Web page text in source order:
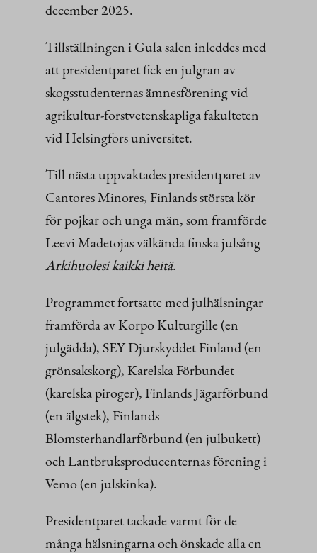
december 2025.
Tillställningen i Gula salen inleddes med
att presidentparet fick en julgran av
skogsstudenternas ämnesförening vid
agrikultur-forstvetenskapliga fakulteten
vid Helsingfors universitet.
Till nästa uppvaktades presidentparet av
Cantores Minores, Finlands största kör
för pojkar och unga män, som framförde
Leevi Madetojas välkända finska julsång
Arkihuolesi kaikki heitä.
Programmet fortsatte med julhälsningar
framförda av Korpo Kulturgille (en
julgädda), SEY Djurskyddet Finland (en
grönsakskorg), Karelska Förbundet
(karelska piroger), Finlands Jägarförbund
(en älgstek), Finlands
Blomsterhandlarförbund (en julbukett)
och Lantbruksproducenternas förening i
Vemo (en julskinka).
Presidentparet tackade varmt för de
många hälsningarna och önskade alla en